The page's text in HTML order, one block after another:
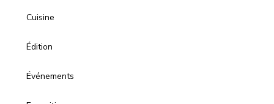
Cuisine
Édition
Événements